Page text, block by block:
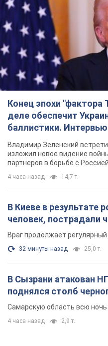
Конец эпохи
деле обеспечит
баллистики.
Владимир Зеленский
изложил новое видение
партнеров в борьбе с Россией
4 часа назад 14,7 т.
В Киеве в результате
человек, пострадали
Враг продолжает
32 минуты назад 25,0 т.
В Сызрани атакован
поднялся столб
Самарскую область всю
4 часа назад 2,9 т.